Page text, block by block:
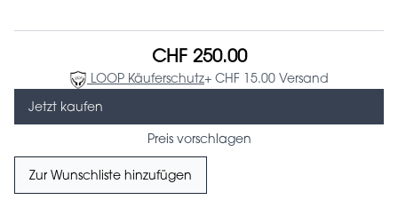
CHF 250.00
LOOP Käuferschutz+ CHF 15.00 Versand
Jetzt kaufen
Preis vorschlagen
Zur Wunschliste hinzufügen